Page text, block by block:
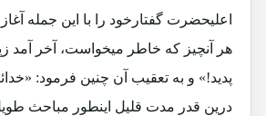
اعلیحضرت گفتارخود را با این جمله
هر آنچیز که خاطر میخواست، آخر آمد
پدید!» و به تعقیب آن چنین فرمود:
درین قدر مدت قلیل اینطور مباحث طویل